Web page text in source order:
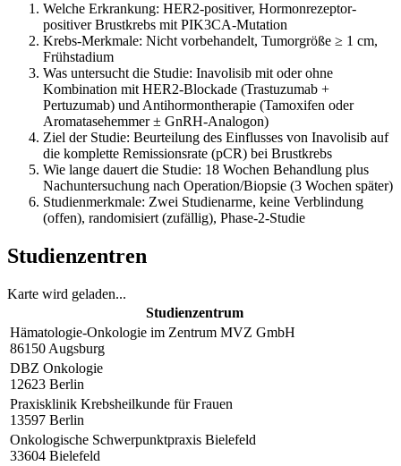
Welche Erkrankung: HER2-positiver, Hormonrezeptor-
positiver Brustkrebs mit PIK3CA-Mutation
Krebs-Merkmale: Nicht vorbehandelt, Tumorgröße ≥ 1 cm,
Frühstadium
Was untersucht die Studie: Inavolisib mit oder ohne
Kombination mit HER2-Blockade (Trastuzumab +
Pertuzumab) und Antihormontherapie (Tamoxifen oder
Aromatasehemmer ± GnRH-Analogon)
Ziel der Studie: Beurteilung des Einflusses von Inavolisib auf
die komplette Remissionsrate (pCR) bei Brustkrebs
Wie lange dauert die Studie: 18 Wochen Behandlung plus
Nachuntersuchung nach Operation/Biopsie (3 Wochen später)
Studienmerkmale: Zwei Studienarme, keine Verblindung
(offen), randomisiert (zufällig), Phase-2-Studie
Studienzentren
Karte wird geladen...
Studienzentrum
Hämatologie-Onkologie im Zentrum MVZ GmbH
86150 Augsburg
DBZ Onkologie
12623 Berlin
Praxisklinik Krebsheilkunde für Frauen
13597 Berlin
Onkologische Schwerpunktpraxis Bielefeld
33604 Bielefeld